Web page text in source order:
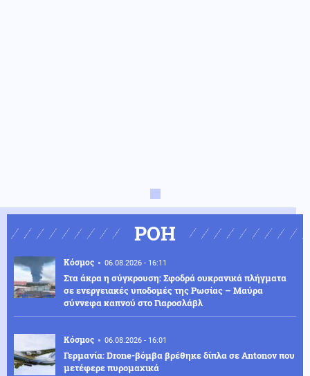
ΡΟΗ
Κόσμος 06.08.2026 - 16:11
Στα άκρα η σύγκρουση: Σφοδρά ουκρανικά πλήγματα
σε ενεργειακές υποδομές της Ρωσίας – Μαύρα
σύννεφα καπνού στο Γιαροσλάβλ
Κόσμος 06.08.2026 - 16:01
Γερμανία: Drone-βόμβα βρέθηκε δίπλα σε Antonov που
μετέφερε πυρομαχικά